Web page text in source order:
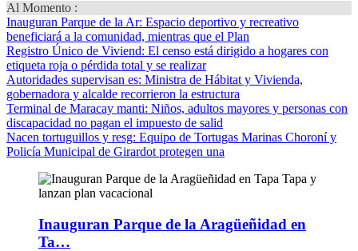
Al Momento :
Inauguran Parque de la Ar: Espacio deportivo y recreativo
beneficiará a la comunidad, mientras que el Plan
Registro Único de Viviend: El censo está dirigido a hogares con
etiqueta roja o pérdida total y se realizar
Autoridades supervisan es: Ministra de Hábitat y Vivienda,
gobernadora y alcalde recorrieron la estructura
Terminal de Maracay manti: Niños, adultos mayores y personas con
discapacidad no pagan el impuesto de salid
Nacen tortuguillos y resg: Equipo de Tortugas Marinas Choroní y
Policía Municipal de Girardot protegen una
Inauguran Parque de la Aragüeñidad en
Ta…